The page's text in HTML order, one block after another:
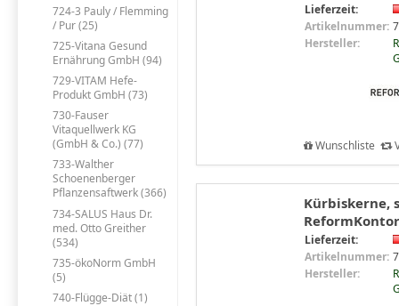
724-3 Pauly / Flemming
/ Pur (25)
725-Vitana Gesund
Ernährung GmbH (94)
729-VITAM Hefe-
Produkt GmbH (73)
730-Fauser
Vitaquellwerk KG
(GmbH & Co.) (77)
733-Walther
Schoenenberger
Pflanzensaftwerk (366)
734-SALUS Haus Dr.
med. Otto Greither
(534)
735-ökoNorm GmbH
(5)
740-Flügge-Diät (1)
Lieferzeit:
Artikelnummer:
Hersteller:
Wunschliste
Kürbiskerne,
Lieferzeit:
Artikelnummer:
Hersteller: